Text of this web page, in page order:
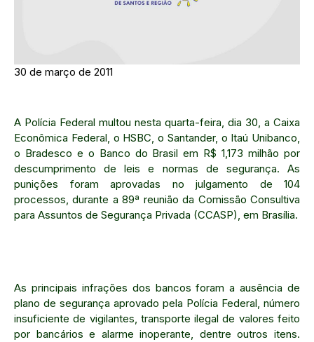
30 de março de 2011
A Polícia Federal multou nesta quarta-feira, dia 30, a Caixa
Econômica Federal, o HSBC, o Santander, o Itaú Unibanco,
o Bradesco e o Banco do Brasil em R$ 1,173 milhão por
descumprimento de leis e normas de segurança. As
punições foram aprovadas no julgamento de 104
processos, durante a 89ª reunião da Comissão Consultiva
para Assuntos de Segurança Privada (CCASP), em Brasília.
As principais infrações dos bancos foram a ausência de
plano de segurança aprovado pela Polícia Federal, número
insuficiente de vigilantes, transporte ilegal de valores feito
por bancários e alarme inoperante, dentre outros itens.